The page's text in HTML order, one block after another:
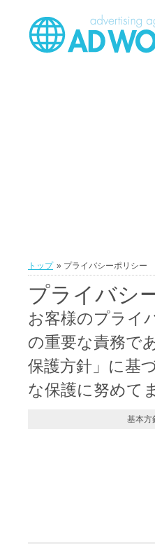
トップ » プライバシーポリシー
プライバシ
お客様のプライ
の重要な責務で
保護方針」に基
な保護に努めて
基本方